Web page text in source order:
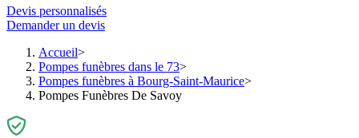
Devis personnalisés
Demander un devis
Accueil
Pompes funèbres dans le 73
Pompes funèbres à Bourg-Saint-Maurice
Pompes Funèbres De Savoy